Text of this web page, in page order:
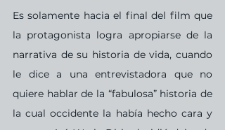
Es solamente hacia el final del film que
la protagonista logra apropiarse de la
narrativa de su historia de vida, cuando
le dice a una entrevistadora que no
quiere hablar de la “fabulosa” historia de
la cual occidente la había hecho cara y